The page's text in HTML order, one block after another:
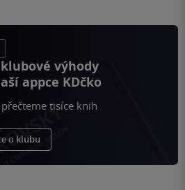
výhody
appce KDčko
tisíce knih
o klubu